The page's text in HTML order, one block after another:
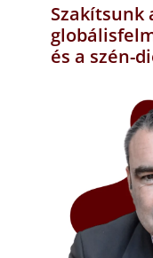
Szakítsunk
és a szén-